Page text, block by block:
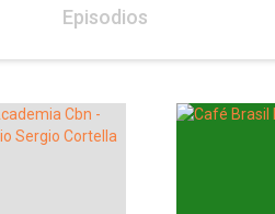
Episodios